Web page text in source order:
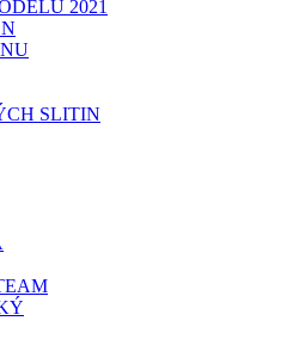
2021
SLITIN